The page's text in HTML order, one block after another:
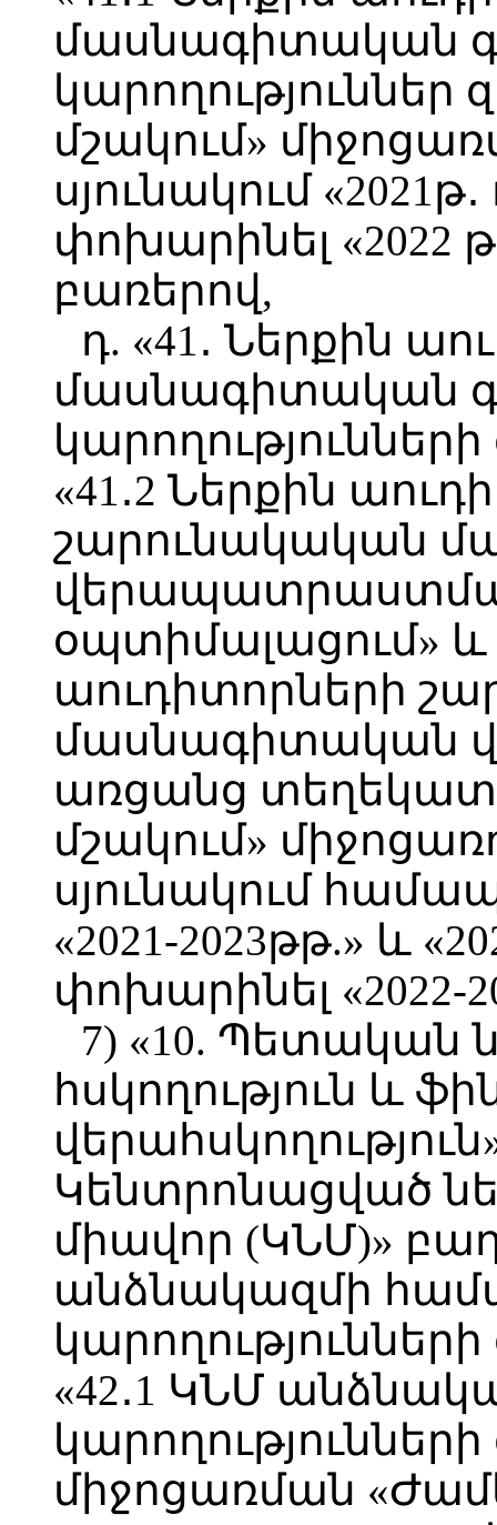
մասնագիտական
մշակում»
սյունակում
փոխարինել «2022
բառերով,
դ. «41․ Ներքին
մասնագիտական
«41․2 Ներքին
շարունակական
օպտիմալացում» և
աուդիտորների
մասնագիտական
առցանց
մշակում»
սյունակում
«2021-2023թթ.» և
փոխարինել «2022-
7) «10. Պետական
հսկողություն և
Կենտրոնացված
միավոր (ԿՆՄ)»
անձնակազմի
«42․1 ԿՆՄ
միջոցառման